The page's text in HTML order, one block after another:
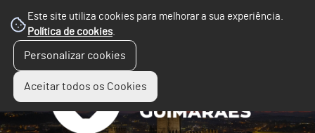
Este site utiliza cookies para melhorar a sua experiência.
Política de cookies.
Personalizar cookies
Aceitar todos os Cookies